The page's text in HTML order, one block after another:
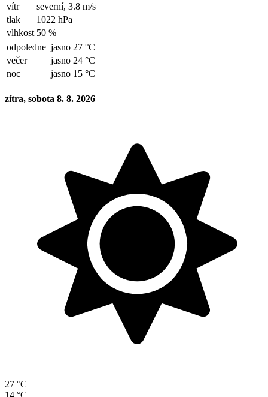
vítr
severní, 3.8 m/s
tlak
1022 hPa
vlhkost 50 %
odpoledne jasno 27 °C
večer
jasno 24 °C
noc
jasno 15 °C
zítra, sobota 8. 8. 2026
27 °C
14 °C